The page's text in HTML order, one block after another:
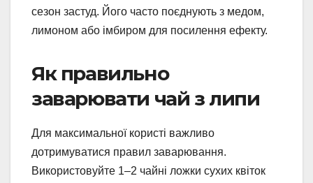
сезон застуд. Його часто поєднують з медом,
лимоном або імбиром для посилення ефекту.
Як правильно
заварювати чай з липи
Для максимальної користі важливо
дотримуватися правил заварювання.
Використовуйте 1–2 чайні ложки сухих квіток